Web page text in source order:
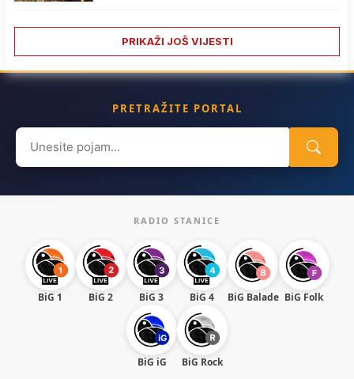
PRIKAŽI JOŠ VIJESTI
PRETRAŽITE PORTAL
Search
for:
RADIO STANICE
BiG 1 BiG 2 BiG 3 BiG 4 BiG Balade BiG Folk
BiG iG BiG Rock